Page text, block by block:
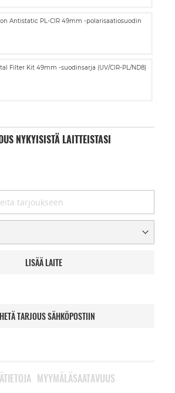
Antistatic PL-CIR 49mm -polarisaatiosuodin
Filter Kit 49mm -suodinsarja (UV/CIR-PL/ND8)
NYKYISISTÄ LAITTEISTASI
LISÄÄ LAITE
TARJOUS SÄHKÖPOSTIIN
MYYMÄLÄSAATAVUUS